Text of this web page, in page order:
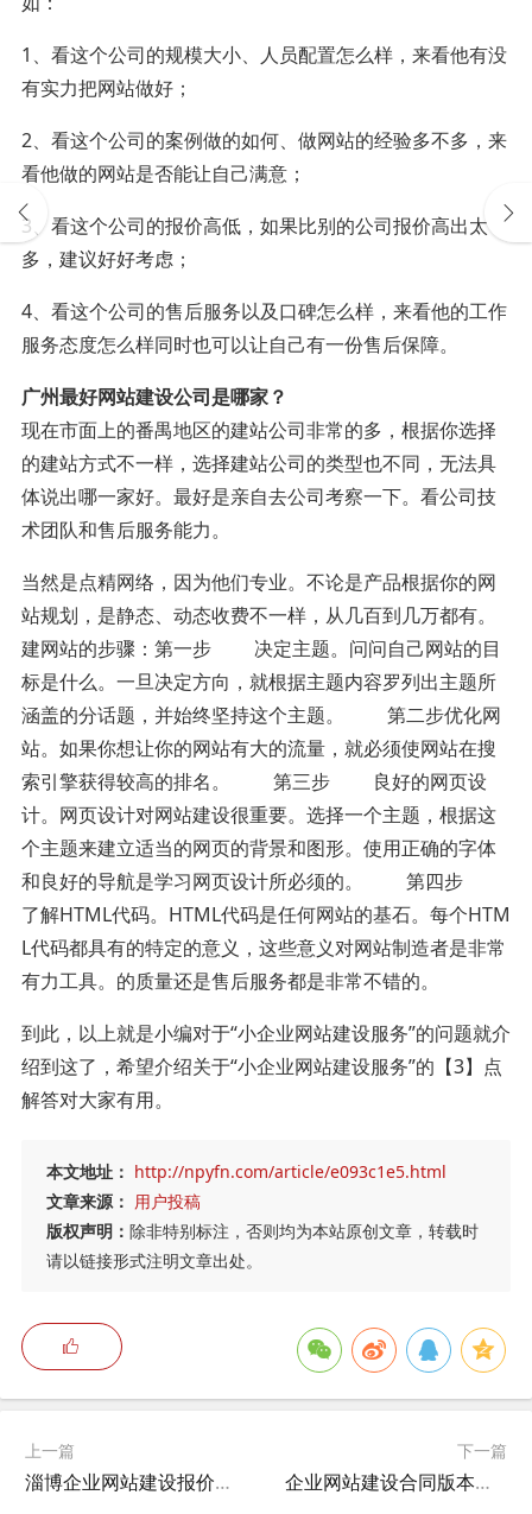
1、看这个公司的规模大小、人员配置怎么样，来看他有没
有实力把网站做好；
2、看这个公司的案例做的如何、做网站的经验多不多，来
看他做的网站是否能让自己满意；
3、看这个公司的报价高低，如果比别的公司报价高出太
多，建议好好考虑；
4、看这个公司的售后服务以及口碑怎么样，来看他的工作
服务态度怎么样同时也可以让自己有一份售后保障。
广州最好网站建设公司是哪家？
现在市面上的番禺地区的建站公司非常的多，根据你选择
的建站方式不一样，选择建站公司的类型也不同，无法具
体说出哪一家好。最好是亲自去公司考察一下。看公司技
术团队和售后服务能力。
当然是点精网络，因为他们专业。不论是产品根据你的网
站规划，是静态、动态收费不一样，从几百到几万都有。
建网站的步骤：第一步 决定主题。问问自己网站的目
标是什么。一旦决定方向，就根据主题内容罗列出主题所
涵盖的分话题，并始终坚持这个主题。 第二步优化网
站。如果你想让你的网站有大的流量，就必须使网站在搜
索引擎获得较高的排名。 第三步 良好的网页设
计。网页设计对网站建设很重要。选择一个主题，根据这
个主题来建立适当的网页的背景和图形。使用正确的字体
和良好的导航是学习网页设计所必须的。 第四步
了解HTML代码。HTML代码是任何网站的基石。每个HTM
L代码都具有的特定的意义，这些意义对网站制造者是非常
有力工具。的质量还是售后服务都是非常不错的。
到此，以上就是小编对于“小企业网站建设服务”的问题就介
绍到这了，希望介绍关于“小企业网站建设服务”的【3】点
解答对大家有用。
本文地址： http://npyfn.com/article/e093c1e5.html
文章来源： 用户投稿
版权声明： 除非特别标注，否则均为本站原创文章，转载时
请以链接形式注明文章出处。
上一篇
淄博企业网站建设报价公示,查有关纠纷的淄博三象网络科技有限公司？
下一篇
企业网站建设合同版本怎么写,平顶山市房管局备案查询网站？